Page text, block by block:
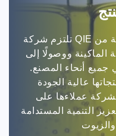
تلتزم شركة QIE بتزويد عملائها بمجموعة متكاملة من
الماكينة ووصولًا إلى
جميع أنحاء المصنع.
عالية الجودة
عملاءها على
التنمية المستدامة